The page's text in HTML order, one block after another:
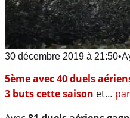
30 décembre 2019 à 21:50•
5ème avec 40 duels
3 buts cette saison et…